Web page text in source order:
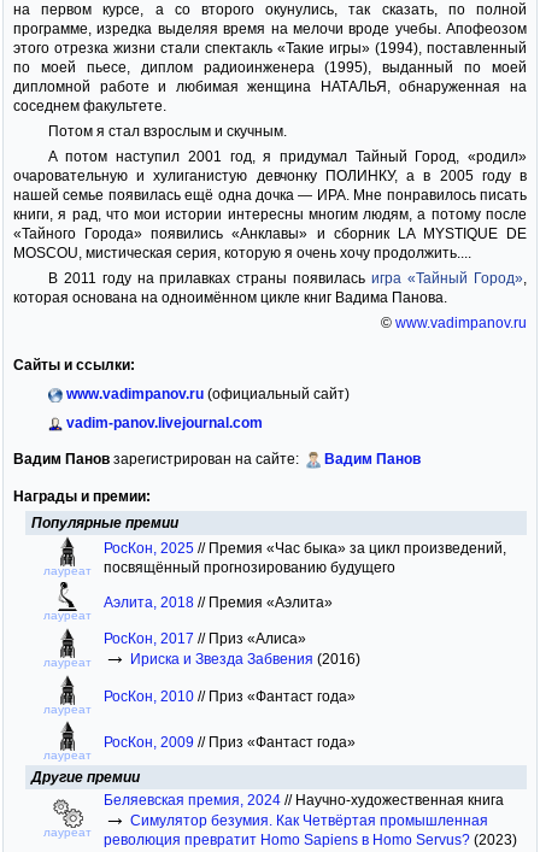
на первом курсе, а со второго окунулись, так сказать, по полной
программе, изредка выделяя время на мелочи вроде учебы. Апофеозом
этого отрезка жизни стали спектакль «Такие игры» (1994), поставленный
по моей пьесе, диплом радиоинженера (1995), выданный по моей
дипломной работе и любимая женщина НАТАЛЬЯ, обнаруженная на
соседнем факультете.
Потом я стал взрослым и скучным.
А потом наступил 2001 год, я придумал Тайный Город, «родил»
очаровательную и хулиганистую девчонку ПОЛИНКУ, а в 2005 году в
нашей семье появилась ещё одна дочка — ИРА. Мне понравилось писать
книги, я рад, что мои истории интересны многим людям, а потому после
«Тайного Города» появились «Анклавы» и сборник LA MYSTIQUE DE
MOSCOU, мистическая серия, которую я очень хочу продолжить....
В 2011 году на прилавках страны появиласьигра «Тайный Город»,
которая основана на одноимённом цикле книг Вадима Панова.
© www.vadimpanov.ru
Сайты и ссылки:
www.vadimpanov.ru(официальный сайт)
vadim-panov.livejournal.com
Вадим Панов зарегистрирован на сайте: Вадим Панов
Награды и премии:
Популярные премии
лауреат
РосКон, 2025 // Премия «Час быка» за цикл произведений,
посвящённый прогнозированию будущего
лауреат
Аэлита, 2018 // Премия «Аэлита»
лауреат
РосКон, 2017 // Приз «Алиса»
→ Ириска и Звезда Забвения (2016)
лауреат
РосКон, 2010 // Приз «Фантаст года»
лауреат
РосКон, 2009 // Приз «Фантаст года»
Другие премии
лауреат
Беляевская премия, 2024 // Научно-художественная книга
→ Симулятор безумия. Как Четвёртая промышленная
революция превратит Homo Sapiens в Homo Servus? (2023)